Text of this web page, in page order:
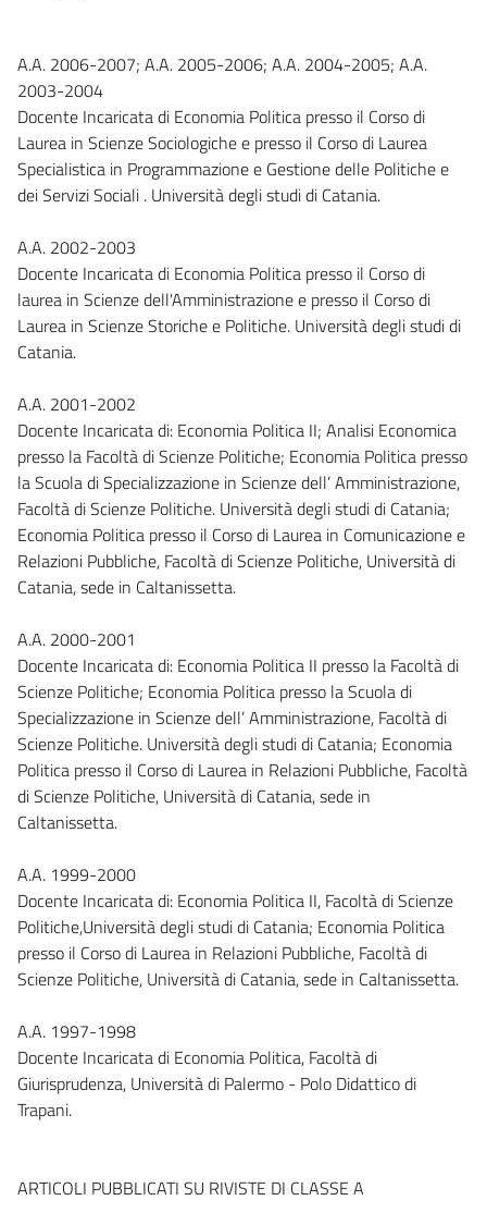
A.A. 2006-2007; A.A. 2005-2006; A.A. 2004-2005; A.A.
2003-2004
Docente Incaricata di Economia Politica presso il Corso di
Laurea in Scienze Sociologiche e presso il Corso di Laurea
Specialistica in Programmazione e Gestione delle Politiche e
dei Servizi Sociali . Università degli studi di Catania.
A.A. 2002-2003
Docente Incaricata di Economia Politica presso il Corso di
laurea in Scienze dell'Amministrazione e presso il Corso di
Laurea in Scienze Storiche e Politiche. Università degli studi di
Catania.
A.A. 2001-2002
Docente Incaricata di: Economia Politica II; Analisi Economica
presso la Facoltà di Scienze Politiche; Economia Politica presso
la Scuola di Specializzazione in Scienze dell’ Amministrazione,
Facoltà di Scienze Politiche. Università degli studi di Catania;
Economia Politica presso il Corso di Laurea in Comunicazione e
Relazioni Pubbliche, Facoltà di Scienze Politiche, Università di
Catania, sede in Caltanissetta.
A.A. 2000-2001
Docente Incaricata di: Economia Politica II presso la Facoltà di
Scienze Politiche; Economia Politica presso la Scuola di
Specializzazione in Scienze dell’ Amministrazione, Facoltà di
Scienze Politiche. Università degli studi di Catania; Economia
Politica presso il Corso di Laurea in Relazioni Pubbliche, Facoltà
di Scienze Politiche, Università di Catania, sede in
Caltanissetta.
A.A. 1999-2000
Docente Incaricata di: Economia Politica II, Facoltà di Scienze
Politiche,Università degli studi di Catania; Economia Politica
presso il Corso di Laurea in Relazioni Pubbliche, Facoltà di
Scienze Politiche, Università di Catania, sede in Caltanissetta.
A.A. 1997-1998
Docente Incaricata di Economia Politica, Facoltà di
Giurisprudenza, Università di Palermo - Polo Didattico di
Trapani.
ARTICOLI PUBBLICATI SU RIVISTE DI CLASSE A